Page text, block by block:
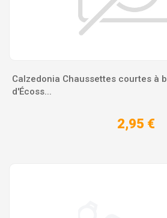
Calzedonia Chaussettes courtes à
d'Écoss...
2,95 €